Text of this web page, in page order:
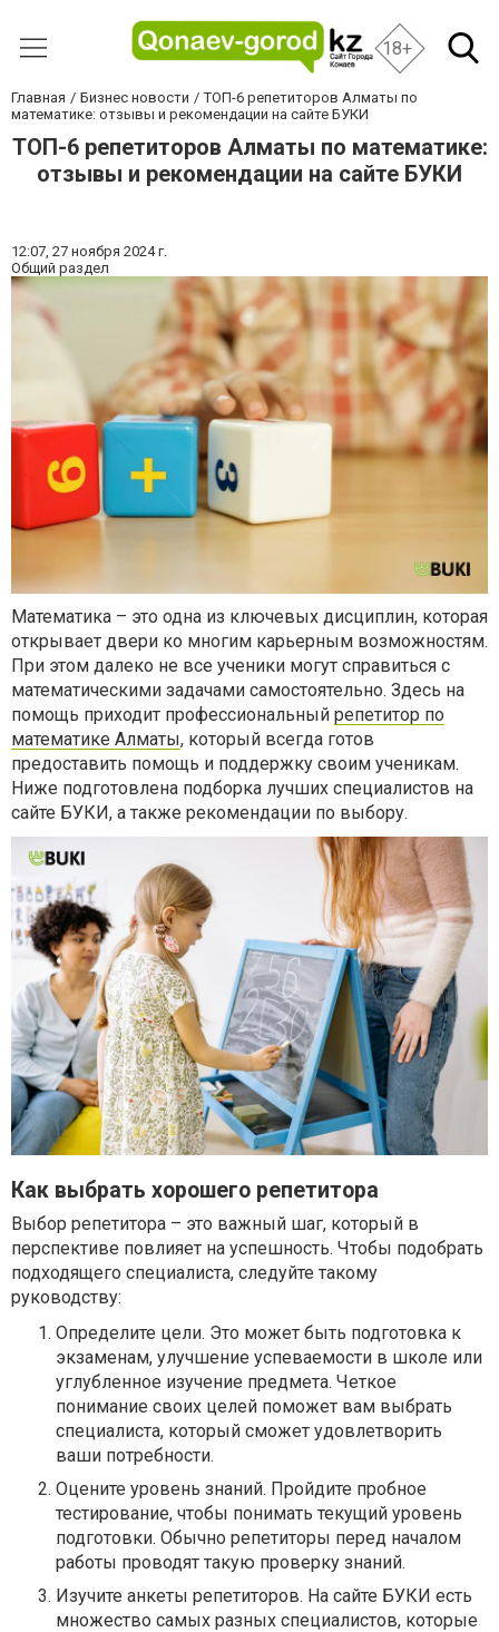
18+
Главная Бизнес новости
ТОП-6 репетиторов Алматы по
математике: отзывы и рекомендации на сайте БУКИ
ТОП-6 репетиторов Алматы по математике:
отзывы и рекомендации на сайте БУКИ
12:07, 27 ноября 2024 г.
Общий раздел
Математика – это одна из ключевых дисциплин, которая
открывает двери ко многим карьерным возможностям.
При этом далеко не все ученики могут справиться с
математическими задачами самостоятельно. Здесь на
помощь приходит профессиональный репетитор по
математике Алматы, который всегда готов
предоставить помощь и поддержку своим ученикам.
Ниже подготовлена подборка лучших специалистов на
сайте БУКИ, а также рекомендации по выбору.
Как выбрать хорошего репетитора
Выбор репетитора – это важный шаг, который в
перспективе повлияет на успешность. Чтобы подобрать
подходящего специалиста, следуйте такому
руководству:
Определите цели. Это может быть подготовка к
экзаменам, улучшение успеваемости в школе или
углубленное изучение предмета. Четкое
понимание своих целей поможет вам выбрать
специалиста, который сможет удовлетворить
ваши потребности.
Оцените уровень знаний. Пройдите пробное
тестирование, чтобы понимать текущий уровень
подготовки. Обычно репетиторы перед началом
работы проводят такую проверку знаний.
Изучите анкеты репетиторов. На сайте БУКИ есть
множество самых разных специалистов, которые